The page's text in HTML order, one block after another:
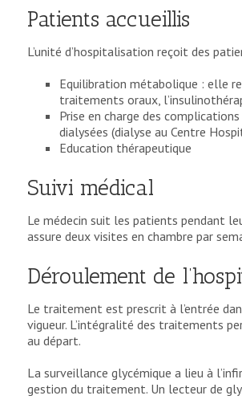
Patients accueillis
L’unité d’hospitalisation reçoit des
Equilibration métabolique : elle
traitements oraux,
Prise en charge des
dialysées (dialyse au Centre
Education thérapeutique
Suivi médical
Le médecin suit les patients pendant
assure deux visites en chambre par
Déroulement de
Le traitement est prescrit à l’entrée
vigueur. L’intégralité des traitements
au départ.
La surveillance glycémique a lieu à
gestion du traitement. Un lecteur de